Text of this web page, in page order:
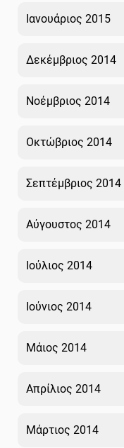
Ιανουάριος 2015
Δεκέμβριος 2014
Νοέμβριος 2014
Οκτώβριος 2014
Σεπτέμβριος 2014
Αύγουστος 2014
Ιούλιος 2014
Ιούνιος 2014
Μάιος 2014
Απρίλιος 2014
Μάρτιος 2014